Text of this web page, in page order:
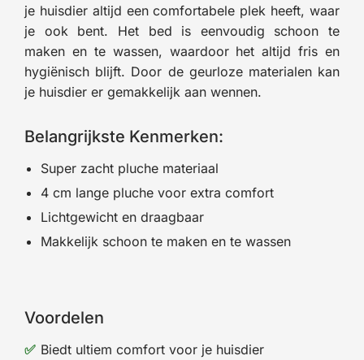
je huisdier altijd een comfortabele plek heeft, waar
je ook bent. Het bed is eenvoudig schoon te
maken en te wassen, waardoor het altijd fris en
hygiënisch blijft. Door de geurloze materialen kan
je huisdier er gemakkelijk aan wennen.
Belangrijkste Kenmerken:
Super zacht pluche materiaal
4 cm lange pluche voor extra comfort
Lichtgewicht en draagbaar
Makkelijk schoon te maken en te wassen
Voordelen
Biedt ultiem comfort voor je huisdier